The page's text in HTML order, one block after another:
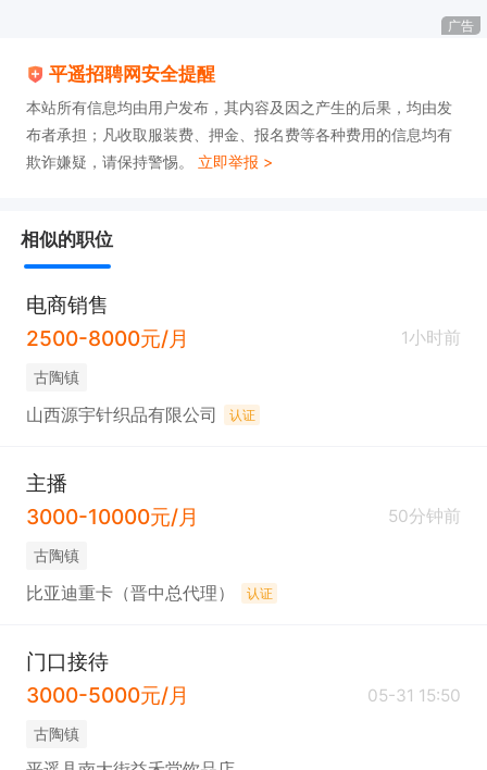
广告
平遥招聘网安全提醒
本站所有信息均由用户发布，其内容及因之产生的后果，均由发
布者承担；凡收取服装费、押金、报名费等各种费用的信息均有
欺诈嫌疑，请保持警惕。 立即举报 >
相似的职位
电商销售
2500-8000元/月
1小时前
古陶镇
山西源宇针织品有限公司 认证
主播
3000-10000元/月
50分钟前
古陶镇
比亚迪重卡（晋中总代理） 认证
门口接待
3000-5000元/月
05-31 15:50
古陶镇